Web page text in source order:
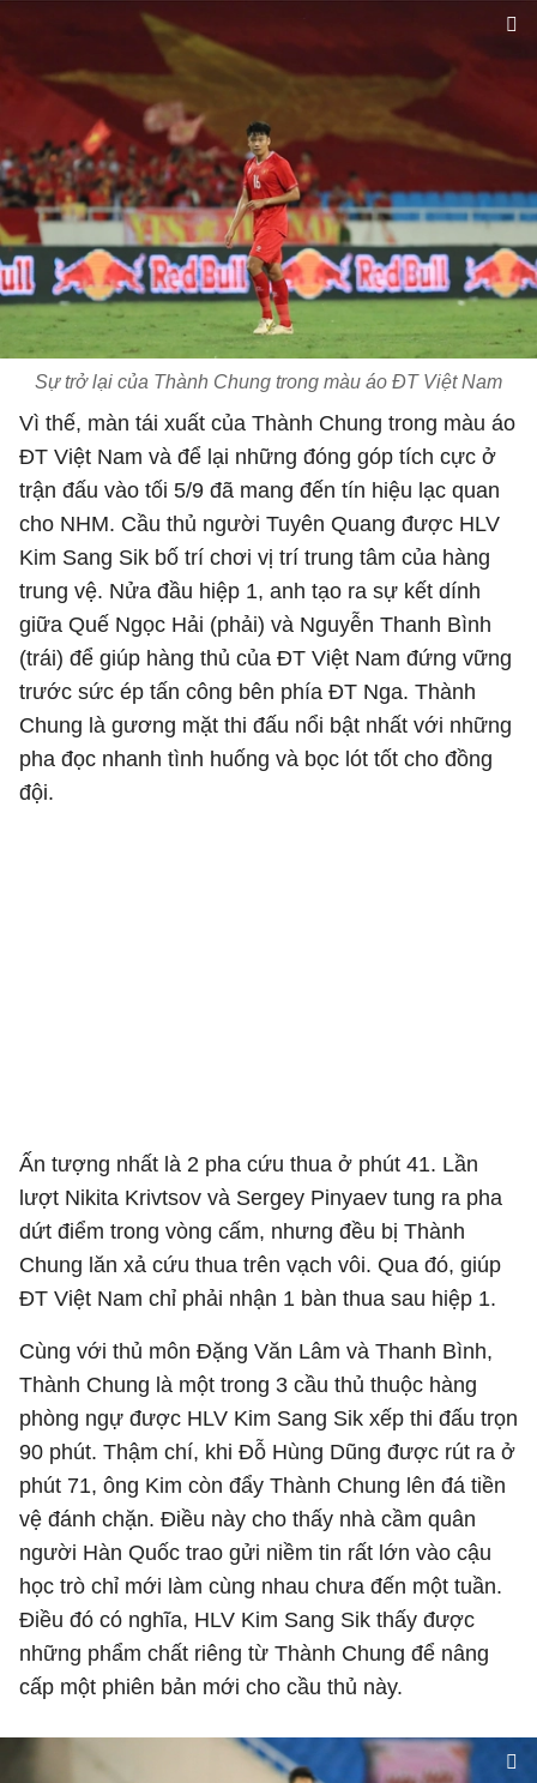
Sự trở lại của Thành Chung trong màu áo ĐT Việt Nam
Vì thế, màn tái xuất của Thành Chung trong màu áo
ĐT Việt Nam và để lại những đóng góp tích cực ở
trận đấu vào tối 5/9 đã mang đến tín hiệu lạc quan
cho NHM. Cầu thủ người Tuyên Quang được HLV
Kim Sang Sik bố trí chơi vị trí trung tâm của hàng
trung vệ. Nửa đầu hiệp 1, anh tạo ra sự kết dính
giữa Quế Ngọc Hải (phải) và Nguyễn Thanh Bình
(trái) để giúp hàng thủ của ĐT Việt Nam đứng vững
trước sức ép tấn công bên phía ĐT Nga. Thành
Chung là gương mặt thi đấu nổi bật nhất với những
pha đọc nhanh tình huống và bọc lót tốt cho đồng
đội.
Ấn tượng nhất là 2 pha cứu thua ở phút 41. Lần
lượt Nikita Krivtsov và Sergey Pinyaev tung ra pha
dứt điểm trong vòng cấm, nhưng đều bị Thành
Chung lăn xả cứu thua trên vạch vôi. Qua đó, giúp
ĐT Việt Nam chỉ phải nhận 1 bàn thua sau hiệp 1.
Cùng với thủ môn Đặng Văn Lâm và Thanh Bình,
Thành Chung là một trong 3 cầu thủ thuộc hàng
phòng ngự được HLV Kim Sang Sik xếp thi đấu trọn
90 phút. Thậm chí, khi Đỗ Hùng Dũng được rút ra ở
phút 71, ông Kim còn đẩy Thành Chung lên đá tiền
vệ đánh chặn. Điều này cho thấy nhà cầm quân
người Hàn Quốc trao gửi niềm tin rất lớn vào cậu
học trò chỉ mới làm cùng nhau chưa đến một tuần.
Điều đó có nghĩa, HLV Kim Sang Sik thấy được
những phẩm chất riêng từ Thành Chung để nâng
cấp một phiên bản mới cho cầu thủ này.